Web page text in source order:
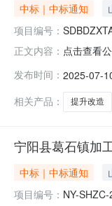
中标｜中标通知
项目编号：
正文内容： 点击查看
成交结果
发布时间： 2025-07-
相关产品：
提升改造
宁阳县葛石镇加
中标｜中标通知
项目编号： NY-